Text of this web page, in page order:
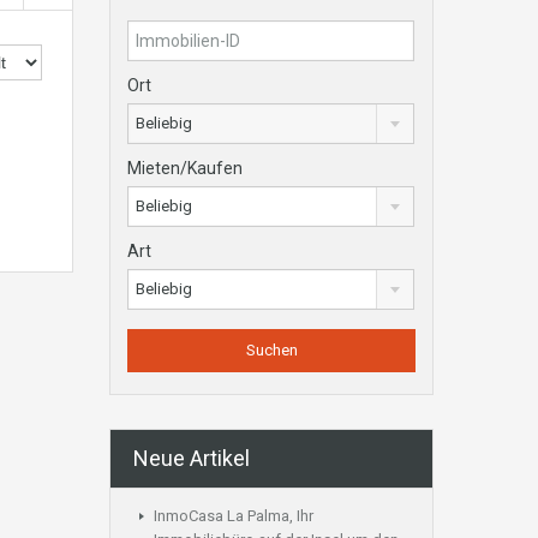
Ort
Beliebig
Mieten/Kaufen
Beliebig
Art
Beliebig
Neue Artikel
InmoCasa La Palma, Ihr